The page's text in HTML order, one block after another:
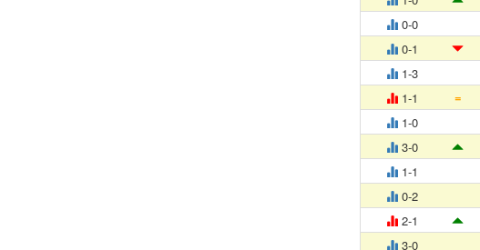
0-0
0-1
1-3
1-1
=
1-0
3-0
1-1
0-2
2-1
3-0